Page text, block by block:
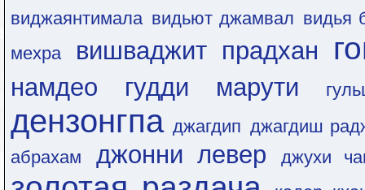
виджаянтимала видьют джамвал видья
мехра
вишваджит прадхан
намдео гудди марути
дензонгпа джагдип джагдиш
абрахам
джонни левер джухи